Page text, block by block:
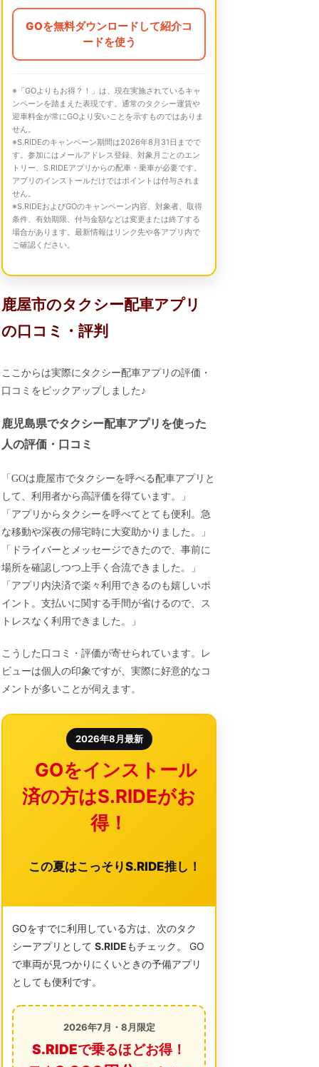
GOを無料ダウンロードして紹介コ
ードを使う
※「GOよりもお得？！」は、現在実施されているキャ
ンペーンを踏まえた表現です。通常のタクシー運賃や
迎車料金が常にGOより安いことを示すものではありま
せん。
※S.RIDEのキャンペーン期間は2026年8月31日までで
す。参加にはメールアドレス登録、対象月ごとのエン
トリー、S.RIDEアプリからの配車・乗車が必要です。
アプリのインストールだけではポイントは付与されま
せん。
※S.RIDEおよびGOのキャンペーン内容、対象者、取得
条件、有効期限、付与金額などは変更または終了する
場合があります。最新情報はリンク先や各アプリ内で
ご確認ください。
鹿屋市のタクシー配車アプリ
の口コミ・評判
ここからは実際にタクシー配車アプリの評価・
口コミをピックアップしました♪
鹿児島県でタクシー配車アプリを使った
人の評価・口コミ
「GOは鹿屋市でタクシーを呼べる配車アプリと
して、利用者から高評価を得ています。」
「アプリからタクシーを呼べてとても便利。急
な移動や深夜の帰宅時に大変助かりました。」
「ドライバーとメッセージできたので、事前に
場所を確認しつつ上手く合流できました。」
「アプリ内決済で楽々利用できるのも嬉しいポ
イント。支払いに関する手間が省けるので、ス
トレスなく利用できました。」
こうした口コミ・評価が寄せられています。レ
ビューは個人の印象ですが、実際に好意的なコ
メントが多いことが伺えます。
2026年8月最新
GOをインストール
済の方はS.RIDEがお
得！
この夏はこっそりS.RIDE推し！
GOをすでに利用している方は、次のタク
シーアプリとしてS.RIDEもチェック。 GO
で車両が見つかりにくいときの予備アプリ
としても便利です。
2026年7月・8月限定
S.RIDEで乗るほどお得！